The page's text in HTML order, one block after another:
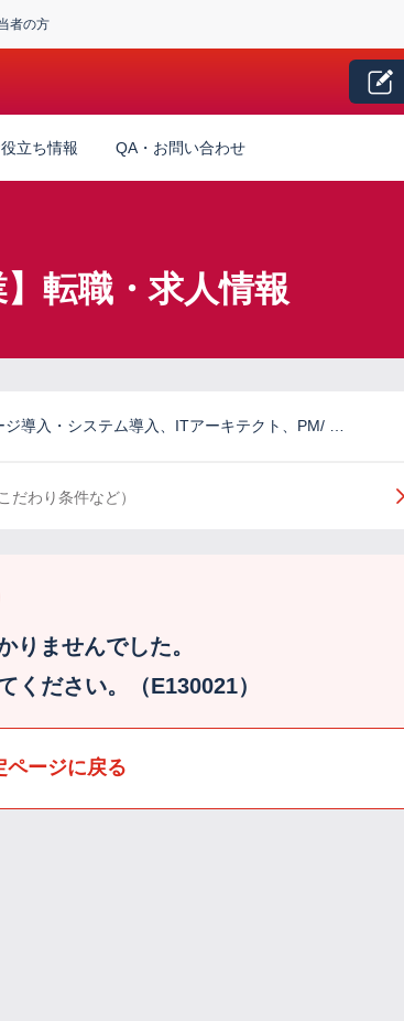
者の方
立ち情報 QA・お問い合わせ
転職・求人情報
導入・システム導入、ITアーキテクト、PM/ …
だわり条件など）
りませんでした。
ください。（E130021）
ページに戻る